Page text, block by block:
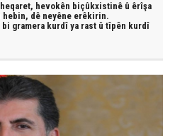
hevokên biçûkxistinê û êrîşa
hebin, dê neyêne erêkirin.
bi gramera kurdî ya rast û tîpên kurdî